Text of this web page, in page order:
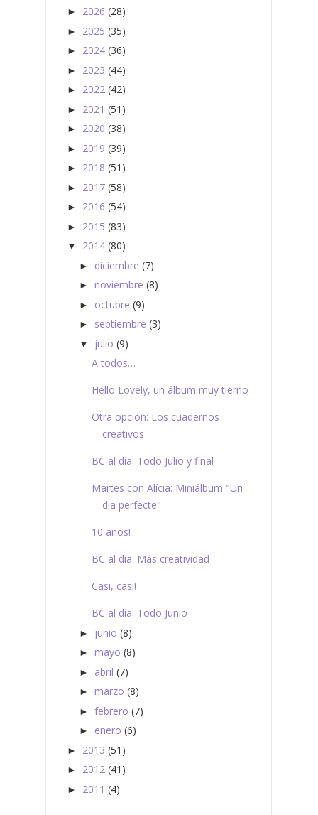
► 2026 (28)
► 2025 (35)
► 2024 (36)
► 2023 (44)
► 2022 (42)
► 2021 (51)
► 2020 (38)
► 2019 (39)
► 2018 (51)
► 2017 (58)
► 2016 (54)
► 2015 (83)
▼ 2014 (80)
► diciembre (7)
► noviembre (8)
► octubre (9)
► septiembre (3)
▼ julio (9)
A todos…
Hello Lovely, un álbum muy tierno
Otra opción: Los cuadernos
creativos
BC al día: Todo Julio y final
Martes con Alícia: Miniálbum "Un
dia perfecte"
10 años!
BC al día: Más creatividad
Casi, casi!
BC al día: Todo Junio
► junio (8)
► mayo (8)
► abril (7)
► marzo (8)
► febrero (7)
► enero (6)
► 2013 (51)
► 2012 (41)
► 2011 (4)